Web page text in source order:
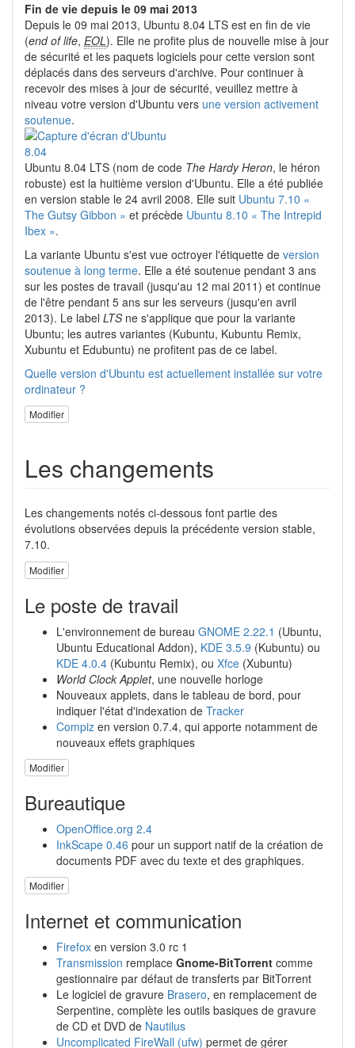
Fin de vie depuis le 09 mai 2013
Depuis le 09 mai 2013, Ubuntu 8.04 LTS est en fin de vie
(end of life, EOL). Elle ne profite plus de nouvelle mise à jour
de sécurité et les paquets logiciels pour cette version sont
déplacés dans des serveurs d'archive. Pour continuer à
recevoir des mises à jour de sécurité, veuillez mettre à
niveau votre version d'Ubuntu vers une version activement
soutenue.
Ubuntu 8.04 LTS (nom de code The Hardy Heron, le héron
robuste) est la huitième version d'Ubuntu. Elle a été publiée
en version stable le 24 avril 2008. Elle suit Ubuntu 7.10 «
The Gutsy Gibbon » et précède Ubuntu 8.10 « The Intrepid
Ibex ».
La variante Ubuntu s'est vue octroyer l'étiquette de version
soutenue à long terme. Elle a été soutenue pendant 3 ans
sur les postes de travail (jusqu'au 12 mai 2011) et continue
de l'être pendant 5 ans sur les serveurs (jusqu'en avril
2013). Le label LTSne s'applique que pour la variante
Ubuntu; les autres variantes (Kubuntu, Kubuntu Remix,
Xubuntu et Edubuntu) ne profitent pas de ce label.
Quelle version d'Ubuntu est actuellement installée sur votre
ordinateur ?
Modifier
Les changements
Les changements notés ci-dessous font partie des
évolutions observées depuis la précédente version stable,
7.10.
Modifier
Le poste de travail
L'environnement de bureau GNOME 2.22.1 (Ubuntu,
Ubuntu Educational Addon), KDE 3.5.9 (Kubuntu) ou
KDE 4.0.4 (Kubuntu Remix), ou Xfce (Xubuntu)
World Clock Applet, une nouvelle horloge
Nouveaux applets, dans le tableau de bord, pour
indiquer l'état d'indexation de Tracker
Compiz en version 0.7.4, qui apporte notamment de
nouveaux effets graphiques
Modifier
Bureautique
OpenOffice.org 2.4
InkScape 0.46 pour un support natif de la création de
documents PDF avec du texte et des graphiques.
Modifier
Internet et communication
Firefox en version 3.0 rc 1
Transmission remplace Gnome-BitTorrent comme
gestionnaire par défaut de transferts par BitTorrent
Le logiciel de gravure Brasero, en remplacement de
Serpentine, complète les outils basiques de gravure
de CD et DVD de Nautilus
Uncomplicated FireWall (ufw) permet de gérer